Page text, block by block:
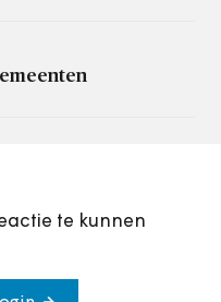
te kunnen